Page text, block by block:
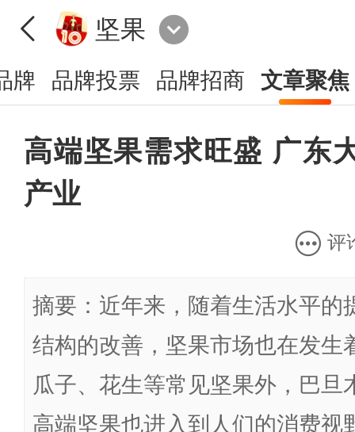
坚果
牌 品牌投票 品牌招商 文章聚焦
高端坚果需求旺盛 广东
产业
评
摘要：近年来，随着生活水平的
结构的改善，坚果市场也在发生
瓜子、花生等常见坚果外，巴旦
高端坚果也进入到人们的消费视